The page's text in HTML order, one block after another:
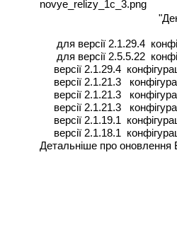
для версії 2.1.29.4
для версії 2.5.5.22
версії 2.1.29.4
версії 2.1.21.3
версії 2.1.21.3
версії 2.1.21.3
версії 2.1.19.1
версії 2.1.18.1
Детальніше про